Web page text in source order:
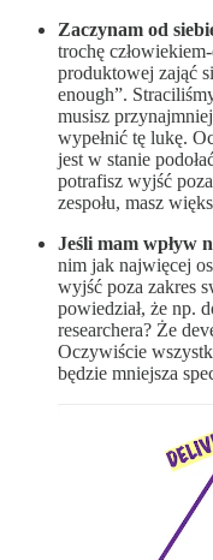
Zaczynam od
trochę
produktowej zająć
enough”.
musisz
wypełnić tę lukę.
jest w stanie
potrafisz wyjść
zespołu, masz
Jeśli mam wpływ
nim jak najwięcej
wyjść poza zakres
powiedział, że np.
researchera? Że
Oczywiście
będzie mniejsza